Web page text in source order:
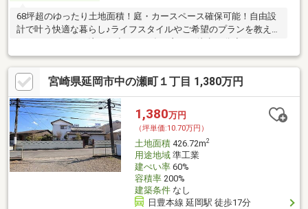
68坪超のゆったり土地面積！庭・カースペース確保可能！自由設
計で叶う快適な暮らし♪ライフスタイルやご希望のプランを教えて
ストアまで徒歩13分◇土地面積68.18坪◇東南角地で陽当り・通
風良好◇南道路幅8.1mで駐車もスムーズ【お電話が苦手な方で
も、安心なネット予約可能！他プランもご提案いたします】ネッ
ト上だと不安... 「プロ目線で見る、土地選びのポイント」を現地
で体感しませんか。現地に足を運んでこそ感じられる安心と納得
があります。「来場予約」または「下部のカレンダー」より、簡
単にネット予約が可能です。
宮崎県延岡市中の瀬町１丁目 1,380万円
1,380万円
（坪単価:10.70万円）
土地面積426.72m2
用途地域準工業
建ぺい率60%
容積率200%
建築条件なし
日豊本線 延岡駅 徒歩17分